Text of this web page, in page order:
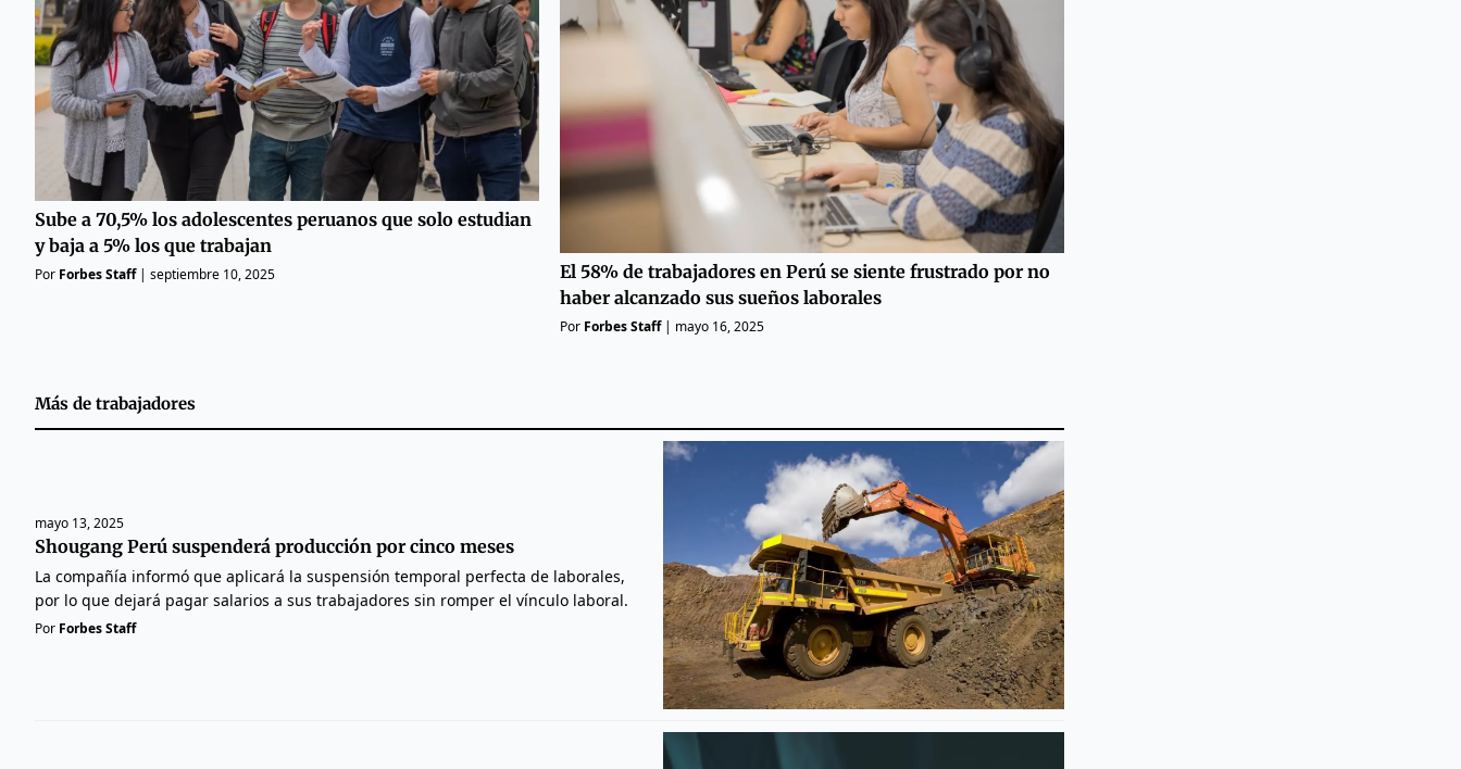
Sube a 70,5% los adolescentes peruanos que solo estudian
y baja a 5% los que trabajan
Por Forbes Staff| septiembre 10, 2025
El 58% de trabajadores en Perú se siente frustrado por no
haber alcanzado sus sueños laborales
Por Forbes Staff| mayo 16, 2025
Más de trabajadores
mayo 13, 2025
Shougang Perú suspenderá producción por cinco meses
La compañía informó que aplicará la suspensión temporal perfecta de laborales,
por lo que dejará pagar salarios a sus trabajadores sin romper el vínculo laboral.
Por Forbes Staff